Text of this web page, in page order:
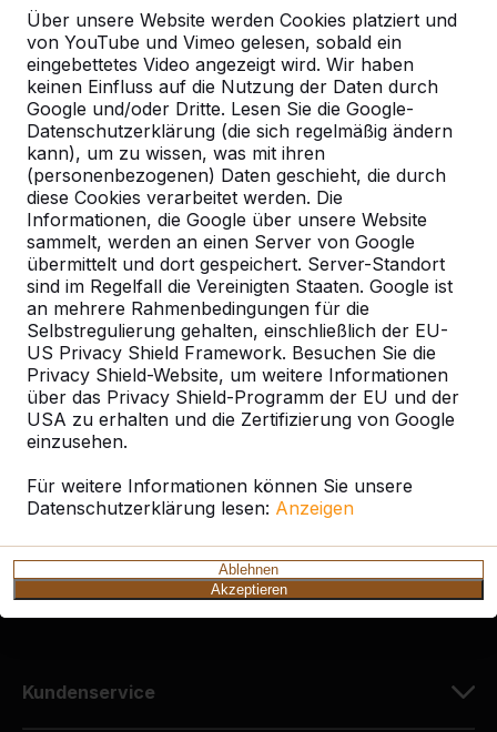
Über unsere Website werden Cookies platziert und
von YouTube und Vimeo gelesen, sobald ein
eingebettetes Video angezeigt wird. Wir haben
keinen Einfluss auf die Nutzung der Daten durch
Google und/oder Dritte. Lesen Sie die Google-
Datenschutzerklärung (die sich regelmäßig ändern
kann), um zu wissen, was mit ihren
(personenbezogenen) Daten geschieht, die durch
diese Cookies verarbeitet werden. Die
Informationen, die Google über unsere Website
sammelt, werden an einen Server von Google
übermittelt und dort gespeichert. Server-Standort
sind im Regelfall die Vereinigten Staaten. Google ist
an mehrere Rahmenbedingungen für die
Selbstregulierung gehalten, einschließlich der EU-
US Privacy Shield Framework. Besuchen Sie die
Privacy Shield-Website, um weitere Informationen
über das Privacy Shield-Programm der EU und der
USA zu erhalten und die Zertifizierung von Google
einzusehen.
Für weitere Informationen können Sie unsere
Datenschutzerklärung lesen: Anzeigen
Ablehnen
Akzeptieren
Zie ook
Leutkirch
Kontakt
HeBlad Deutschland
Diekerstraße 97
42781 Haan
+49 212 934 77 25
info@HeBlad.de
Kundenservice